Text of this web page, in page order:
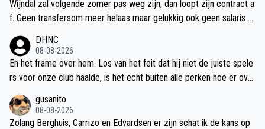
Wijndal zal volgende zomer pas weg zijn, dan loopt zijn contract a
f. Geen transfersom meer helaas maar gelukkig ook geen salaris m
over 2 jaar moet Avila ook weg.
DHNC
08-08-2026
En het frame over hem. Los van het feit dat hij niet de juiste spele
rs voor onze club haalde, is het echt buiten alle perken hoe er over
gusanito
08-08-2026
Zolang Berghuis, Carrizo en Edvardsen er zijn schat ik de kans op